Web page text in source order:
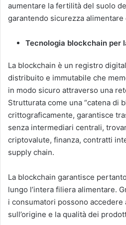
aumentare la fertilità del suolo
garantendo sicurezza
Tecnologia blockchain per
La blockchain è un registro
distribuito e immutabile che
in modo sicuro attraverso una
Strutturata come una “catena di
crittograficamente, garantisce
senza intermediari centrali,
criptovalute, finanza, contratti
supply chain.
La blockchain garantisce
lungo l’intera filiera alimentare.
i consumatori possono
sull’origine e la qualità dei